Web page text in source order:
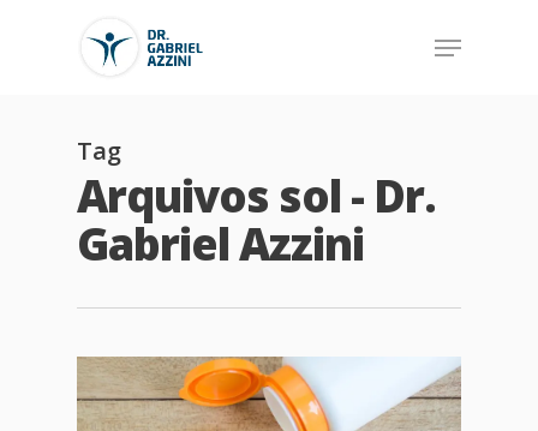
Tag
Arquivos sol - Dr.
Gabriel Azzini